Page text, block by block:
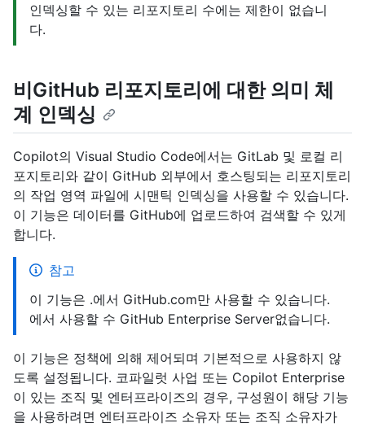
인덱싱할 수 있는 리포지토리 수에는 제한이 없습니
다.
비GitHub 리포지토리에 대한 의미 체
계 인덱싱
Copilot의 Visual Studio Code에서는 GitLab 및 로컬 리
포지토리와 같이 GitHub 외부에서 호스팅되는 리포지토리
의 작업 영역 파일에 시맨틱 인덱싱을 사용할 수 있습니다.
이 기능은 데이터를 GitHub에 업로드하여 검색할 수 있게
합니다.
참고
이 기능은 .에서 GitHub.com만 사용할 수 있습니다.
에서 사용할 수 GitHub Enterprise Server없습니다.
이 기능은 정책에 의해 제어되며 기본적으로 사용하지 않
도록 설정됩니다. 코파일럿 사업 또는 Copilot Enterprise
이 있는 조직 및 엔터프라이즈의 경우, 구성원이 해당 기능
을 사용하려면 엔터프라이즈 소유자 또는 조직 소유자가